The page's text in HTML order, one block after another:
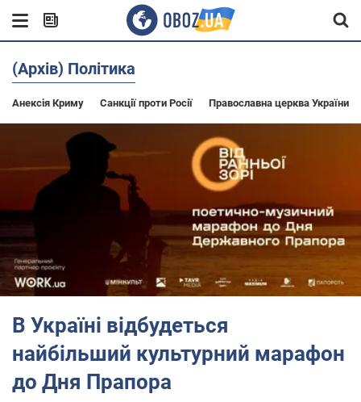
(Архів) Політика
Анексія Криму Санкції проти Росії Православна церква України
В Україні відбудеться
найбільший культурний марафон
до Дня Прапора